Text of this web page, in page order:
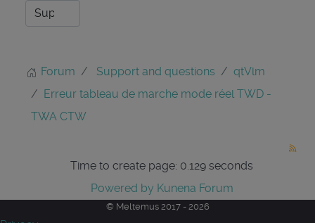
Forum Support and questions
qtVlm
Erreur tableau de marche mode réel TWD -
TWA CTW
Time to create page: 0.129 seconds
Powered by Kunena Forum
© Meltemus 2017 - 2026